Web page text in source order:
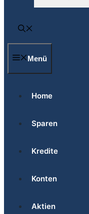
Menü
Home
Sparen
Kredite
Konten
Aktien